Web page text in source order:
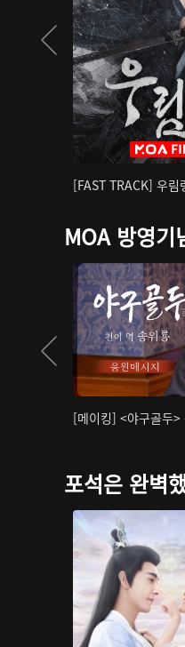
[FAST TRACK] 우림
MOA 방영기
[메이킹] <야구골두>
포석은 완벽